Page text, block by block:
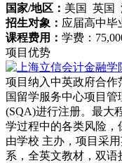
国家/地区： 美国 英国
招生对象： 应届高中毕
课程费用： 学费：
项目优势
项目纳入中英政府合作
国留学服务中心项目
(SQA)进行注册。最大
学过程中的各类风险，
由学校 主办，项目采
系，全英文教材，双